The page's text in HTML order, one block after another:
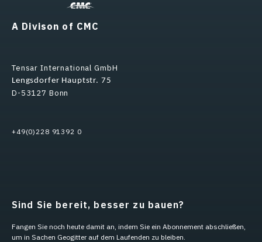
A Divison of CMC
Tensar International GmbH
Lengsdorfer Hauptstr. 75
D-53127 Bonn
+49(0)228 91392 0
Sind Sie bereit, besser zu bauen?
Fangen Sie noch heute damit an, indem Sie ein Abonnement abschließen,
um in Sachen Geogitter auf dem Laufenden zu bleiben.